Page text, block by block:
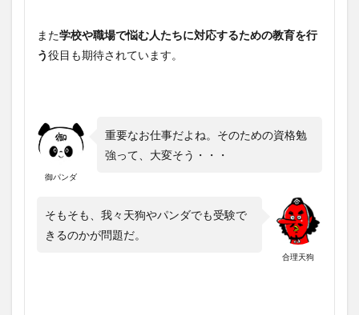
また学校や職場で悩む人たちに対応するための教育を行
う役目も期待されています。
御パンダ
重要なお仕事だよね。そのための資格勉
強って、大変そう・・・
合理天狗
そもそも、我々天狗やパンダでも受験で
きるのかが問題だ。